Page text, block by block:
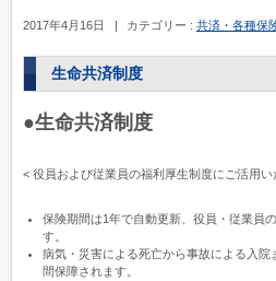
2017年4月16日 カテゴリー : 共済・各種保
生命共済制度
●生命共済制度
< 役員および従業員の福利厚生制度にご活用い
保険期間は1年で自動更新、役員・従業員
す。
病気・災害による死亡から事故による入
間保障されます。